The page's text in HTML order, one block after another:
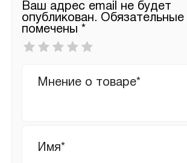
Ваш адрес email не будет
опубликован. Обязательные
помечены *
Ваша
оценка
отзыв